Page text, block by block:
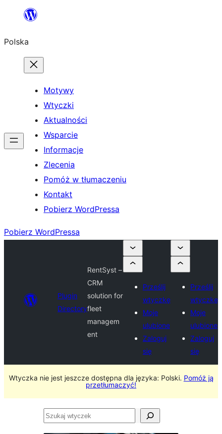
Przejdź
treści
Polska
Motywy
Wtyczki
Aktualności
Wsparcie
Informacje
Zlecenia
Pomóż w tłumaczeniu
Kontakt
Pobierz WordPressa
Pobierz WordPressa
Plugin
Directory
RentSyst –
CRM
solution for
fleet
managem
ent
Prześlij
wtyczkę
Moje
ulubione
Zaloguj
się
Prześlij
wtyczkę
Moje
ulubione
Zaloguj
się
Wtyczka nie jest jeszcze dostępna dla języka: Polski. Pomóż ją
przetłumaczyć!
Szukaj